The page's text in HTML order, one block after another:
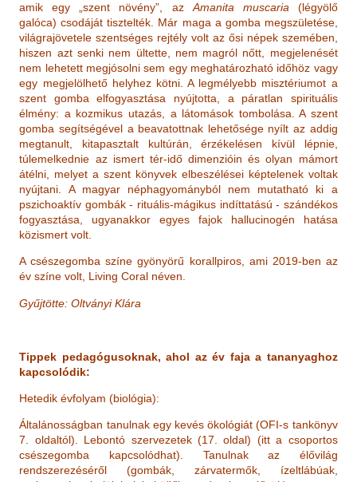
amik egy „szent növény”, az Amanita muscaria (légyölő
galóca) csodáját tisztelték. Már maga a gomba megszületése,
világrajövetele szentséges rejtély volt az ősi népek szemében,
hiszen azt senki nem ültette, nem magról nőtt, megjelenését
nem lehetett megjósolni sem egy meghatározható időhöz vagy
egy megjelölhető helyhez kötni. A legmélyebb misztériumot a
szent gomba elfogyasztása nyújtotta, a páratlan spirituális
élmény: a kozmikus utazás, a látomások tombolása. A szent
gomba segítségével a beavatottnak lehetősége nyílt az addig
megtanult, kitapasztalt kultúrán, érzékelésen kívül lépnie,
túlemelkednie az ismert tér-idő dimenzióin és olyan mámort
átélni, melyet a szent könyvek elbeszélései képtelenek voltak
nyújtani. A magyar néphagyományból nem mutatható ki a
pszichoaktív gombák - rituális-mágikus indíttatású - szándékos
fogyasztása, ugyanakkor egyes fajok hallucinogén hatása
közismert volt.
A csészegomba színe gyönyörű korallpiros, ami 2019-ben az
év színe volt, Living Coral néven.
Gyűjtötte:Oltványi Klára
Tippek pedagógusoknak, ahol az év faja a tananyaghoz
kapcsolódik:
Hetedik évfolyam (biológia):
Általánosságban tanulnak egy kevés ökológiát (OFI-s tankönyv
7. oldaltól). Lebontó szervezetek (17. oldal) (itt a csoportos
csészegomba kapcsolódhat). Tanulnak az élővilág
rendszerezéséről (gombák, zárvatermők, ízeltlábúak,